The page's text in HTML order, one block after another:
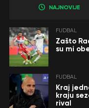
NAJNOVIJE
FUDBAL
Zašto
su mi
FUDBAL
Kraj
kraju
rival